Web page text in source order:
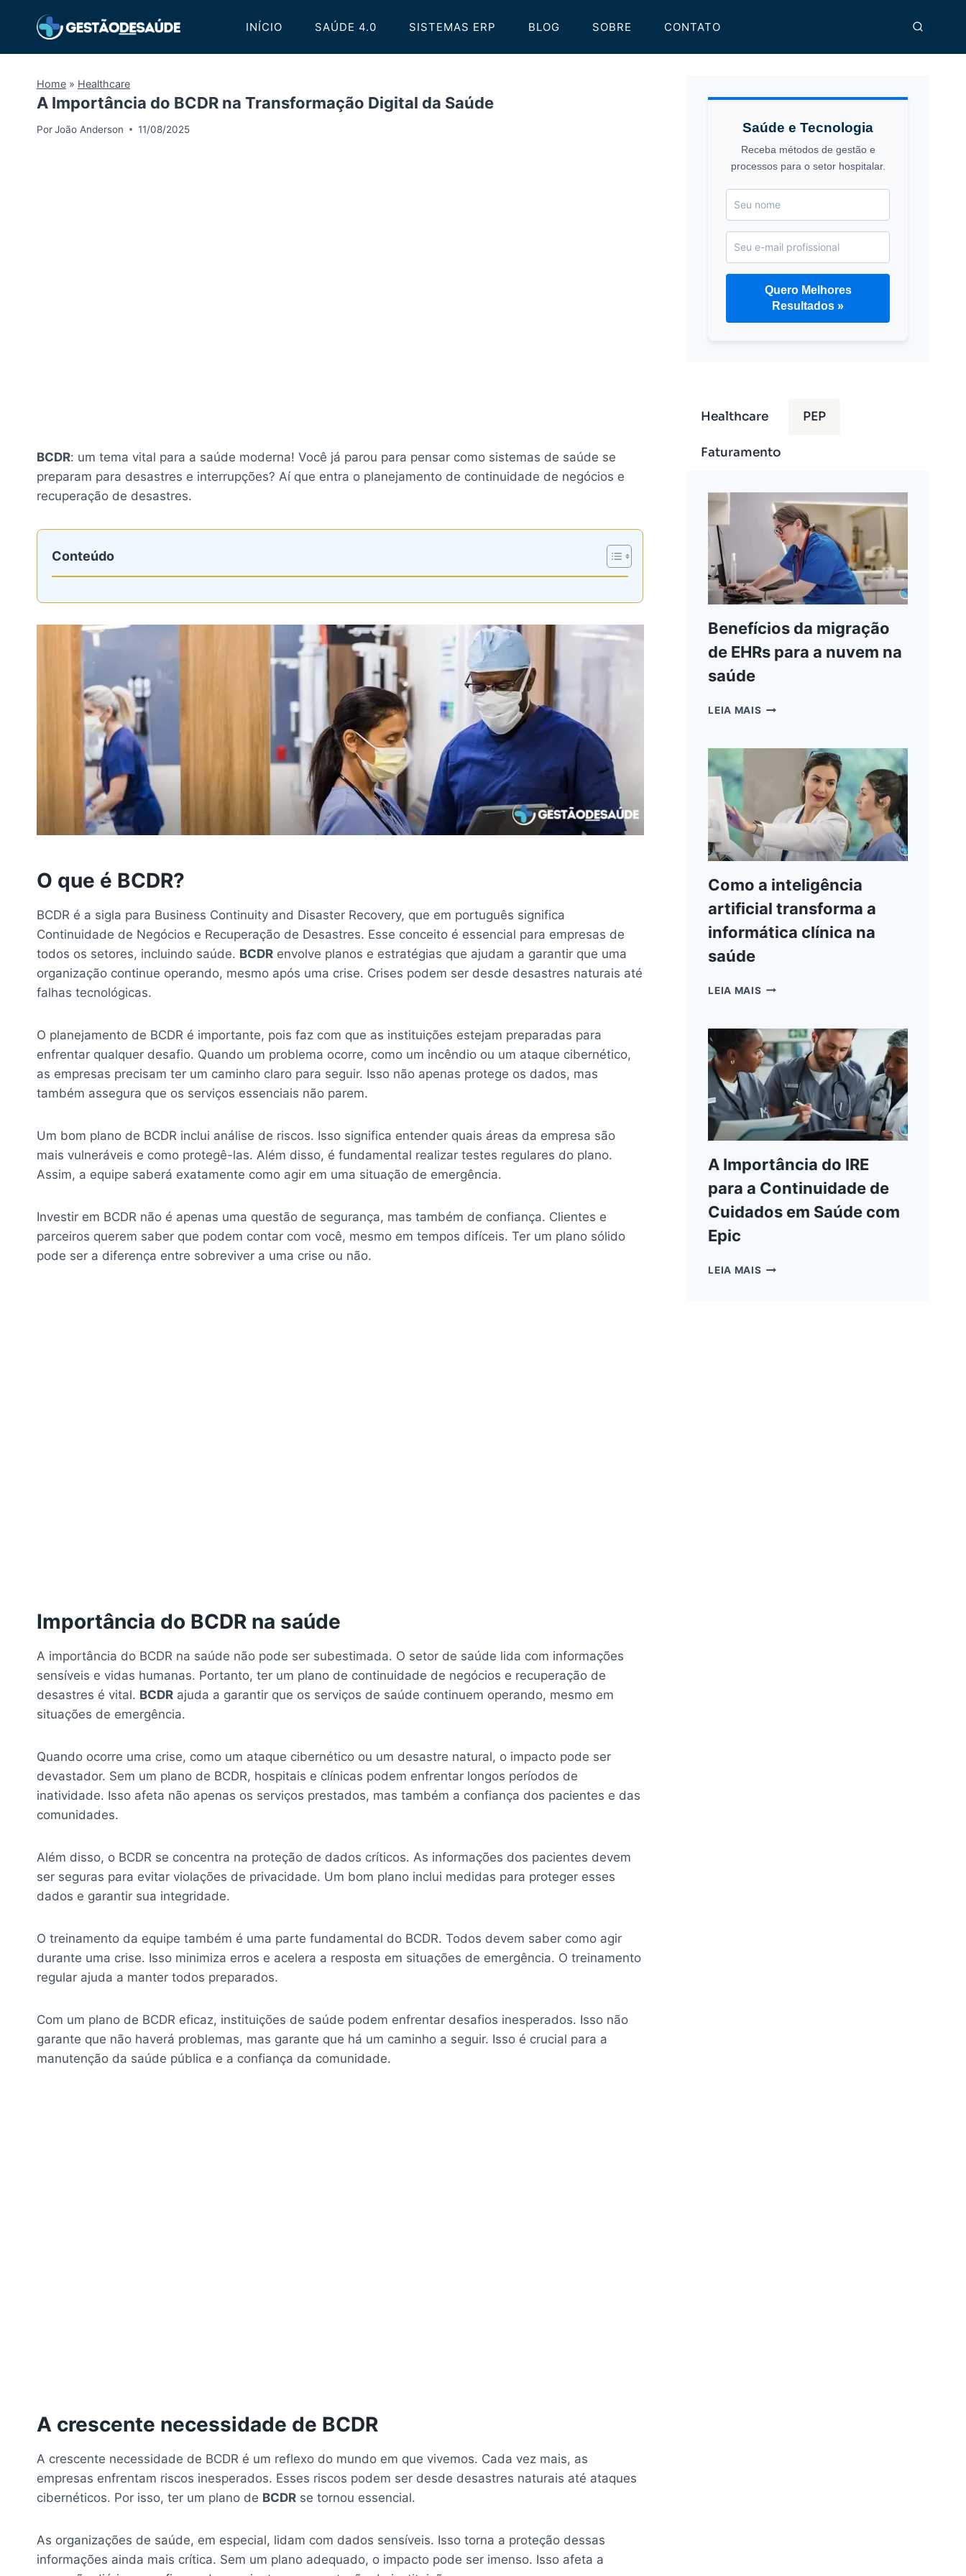
INÍCIO SAÚDE 4.0 SISTEMAS ERP BLOG SOBRE CONTATO
Home » Healthcare
A Importância do BCDR na Transformação Digital da Saúde
PorJoão Anderson 11/08/2025
BCDR: um tema vital para a saúde moderna! Você já parou para pensar como sistemas de saúde se
preparam para desastres e interrupções? Aí que entra o planejamento de continuidade de negócios e
recuperação de desastres.
Conteúdo
O que é BCDR?
BCDR é a sigla para Business Continuity and Disaster Recovery, que em português significa
Continuidade de Negócios e Recuperação de Desastres. Esse conceito é essencial para empresas de
todos os setores, incluindo saúde. BCDR envolve planos e estratégias que ajudam a garantir que uma
organização continue operando, mesmo após uma crise. Crises podem ser desde desastres naturais até
falhas tecnológicas.
O planejamento de BCDR é importante, pois faz com que as instituições estejam preparadas para
enfrentar qualquer desafio. Quando um problema ocorre, como um incêndio ou um ataque cibernético,
as empresas precisam ter um caminho claro para seguir. Isso não apenas protege os dados, mas
também assegura que os serviços essenciais não parem.
Um bom plano de BCDR inclui análise de riscos. Isso significa entender quais áreas da empresa são
mais vulneráveis e como protegê-las. Além disso, é fundamental realizar testes regulares do plano.
Assim, a equipe saberá exatamente como agir em uma situação de emergência.
Investir em BCDR não é apenas uma questão de segurança, mas também de confiança. Clientes e
parceiros querem saber que podem contar com você, mesmo em tempos difíceis. Ter um plano sólido
pode ser a diferença entre sobreviver a uma crise ou não.
Importância do BCDR na saúde
A importância do BCDR na saúde não pode ser subestimada. O setor de saúde lida com informações
sensíveis e vidas humanas. Portanto, ter um plano de continuidade de negócios e recuperação de
desastres é vital. BCDR ajuda a garantir que os serviços de saúde continuem operando, mesmo em
situações de emergência.
Quando ocorre uma crise, como um ataque cibernético ou um desastre natural, o impacto pode ser
devastador. Sem um plano de BCDR, hospitais e clínicas podem enfrentar longos períodos de
inatividade. Isso afeta não apenas os serviços prestados, mas também a confiança dos pacientes e das
comunidades.
Além disso, o BCDR se concentra na proteção de dados críticos. As informações dos pacientes devem
ser seguras para evitar violações de privacidade. Um bom plano inclui medidas para proteger esses
dados e garantir sua integridade.
O treinamento da equipe também é uma parte fundamental do BCDR. Todos devem saber como agir
durante uma crise. Isso minimiza erros e acelera a resposta em situações de emergência. O treinamento
regular ajuda a manter todos preparados.
Com um plano de BCDR eficaz, instituições de saúde podem enfrentar desafios inesperados. Isso não
garante que não haverá problemas, mas garante que há um caminho a seguir. Isso é crucial para a
manutenção da saúde pública e a confiança da comunidade.
A crescente necessidade de BCDR
A crescente necessidade de BCDR é um reflexo do mundo em que vivemos. Cada vez mais, as
empresas enfrentam riscos inesperados. Esses riscos podem ser desde desastres naturais até ataques
cibernéticos. Por isso, ter um plano de BCDR se tornou essencial.
As organizações de saúde, em especial, lidam com dados sensíveis. Isso torna a proteção dessas
informações ainda mais crítica. Sem um plano adequado, o impacto pode ser imenso. Isso afeta a
Saúde e Tecnologia
Receba métodos de gestão e
processos para o setor hospitalar.
Quero Melhores
Resultados »
Healthcare PEP
Faturamento
Benefícios da migração
de EHRs para a nuvem na
saúde
LEIA MAIS BENEFÍCIOS
NUVEM
NA
SAÚDE
Como a inteligência
artificial transforma a
informática clínica na
saúde
LEIA MAIS COMO
ARTIFICIAL
TRANSFORMA
A
INFORMÁTICA
CLÍNICA
NA
SAÚDE
A Importância do IRE
para a Continuidade de
Cuidados em Saúde com
Epic
LEIA MAIS A